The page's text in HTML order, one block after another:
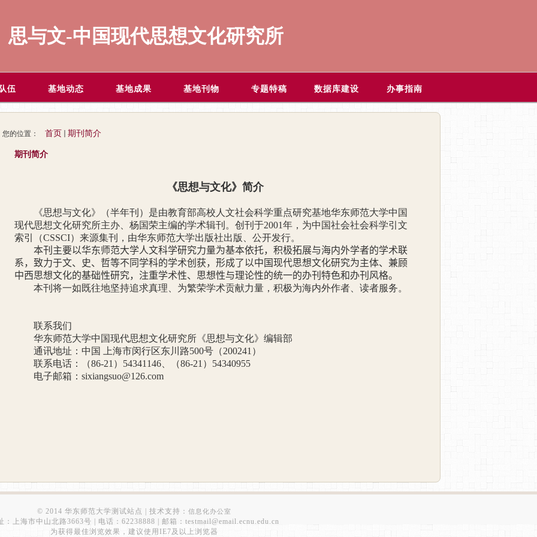
思与文-中国现代思想文化研究所
伍 基地动态 基地成果 基地刊物 专题特稿 数据库建设 办事指南
您的位置： 首页 期刊简介
期刊简介
《思想与文化》简介
《思想与文化》（半年刊）是由教育部高校人文社会科学重点研究基地华东师范大学中国
现代思想文化研究所主办、杨国荣主编的学术辑刊。创刊于2001年，为中国社会社会科学引文
索引（CSSCI）来源集刊，由华东师范大学出版社出版、公开发行。
本刊主要以华东师范大学人文科学研究力量为基本依托，积极拓展与海内外学者的学术联
系，致力于文、史、哲等不同学科的学术创获，形成了以中国现代思想文化研究为主体、兼顾
中西思想文化的基础性研究，注重学术性、思想性与理论性的统一的办刊特色和办刊风格。
本刊将一如既往地坚持追求真理、为繁荣学术贡献力量，积极为海内外作者、读者服务。
联系我们
华东师范大学中国现代思想文化研究所《思想与文化》编辑部
通讯地址：中国 上海市闵行区东川路500号（200241 ）
联系电话：（86-21 ） 54341146、（86-21 ） 54340955
电子邮箱： sixiangsuo@126.com
© 2014 华东师范大学测试站点 | 技术支持： 信息化办公室
：上海市中山北路3663号 | 电话：62238888 | 邮箱：testmail@email.ecnu.edu.cn
为获得最佳浏览效果，建议使用IE7及以上浏览器